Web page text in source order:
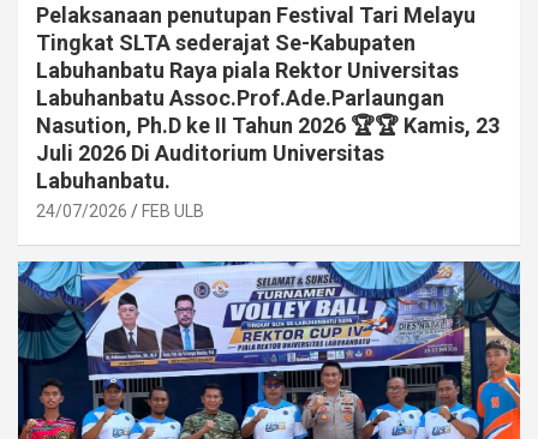
Pelaksanaan penutupan Festival Tari Melayu
Tingkat SLTA sederajat Se-Kabupaten
Labuhanbatu Raya piala Rektor Universitas
Labuhanbatu Assoc.Prof.Ade.Parlaungan
Nasution, Ph.D ke II Tahun 2026 🏆🏆 Kamis, 23
Juli 2026 Di Auditorium Universitas
Labuhanbatu.
24/07/2026 FEB ULB